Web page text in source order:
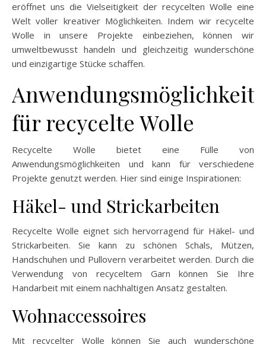
eröffnet uns die Vielseitigkeit der recycelten Wolle eine
Welt voller kreativer Möglichkeiten. Indem wir recycelte
Wolle in unsere Projekte einbeziehen, können wir
umweltbewusst handeln und gleichzeitig wunderschöne
und einzigartige Stücke schaffen.
für recycelte Wolle
Recycelte Wolle bietet eine Fülle von
Anwendungsmöglichkeiten und kann für verschiedene
Projekte genutzt werden. Hier sind einige Inspirationen:
Häkel- und Strickarbeiten
Recycelte Wolle eignet sich hervorragend für Häkel- und
Strickarbeiten. Sie kann zu schönen Schals, Mützen,
Handschuhen und Pullovern verarbeitet werden. Durch die
Verwendung von recyceltem Garn können Sie Ihre
Handarbeit mit einem nachhaltigen Ansatz gestalten.
Wohnaccessoires
Mit recycelter Wolle können Sie auch wunderschöne